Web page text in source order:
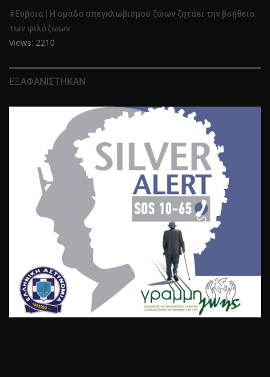
#Εύβοια | Η ομάδα απεγκλωβισμού ζώων ζητάει την βοήθεια
των φιλόζωων
Views: 2210
ΕΞΑΦΑΝΙΣΤΗΚΑΝ